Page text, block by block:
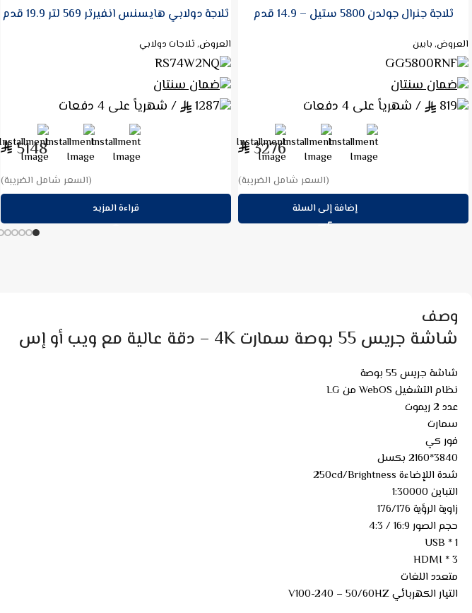
ثلاجة دولابي هايسنس انفيرتر 569 لتر 19.9 قدم
العروض, ثلاجات دولابي
RS74W2NQ
ضمان سنتان
1287
/ شهرياً على 4 دفعات
5148
(السعر شامل الضريبة)
قراءة المزيد
شاشة تي سي ال 58 بوصه جوجل تي في 4K
الشاشات و الترفيه, العروض, شاشات
58V6
ضمان ثلاث سنوات
489.75
/ شهرياً على 4 دفعات
1959
(السعر شامل الضريبة)
قراءة المزيد
وصف
شاشة جريس 55 بوصة سمارت 4K – دقة عالية مع ويب أو إس
شاشة جريس 55 بوصة
نظام التشغيل WebOS من LG
عدد 2 ريموت
سمارت
فور كي
3840*2160 بكسل
شدة اللإضاءة 250cd/Brightness
التباين 1:30000
زاوية الرؤية 176/176
حجم الصور 16:9 / 4:3
1 * USB
3 * HDMI
متعدد اللغات
التيار الكهربائي V100-240 – 50/60HZ